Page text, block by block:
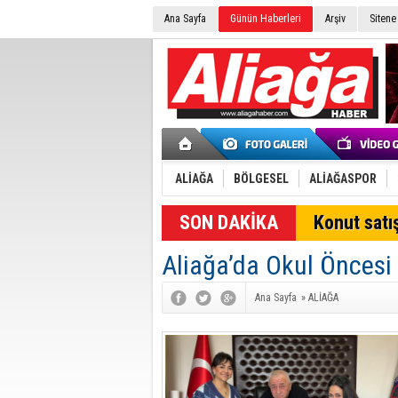
Ana Sayfa Günün Haberleri Arşiv
ALİAĞA BÖLGESEL ALİAĞASPOR
SON DAKİKA Konut
Aliağa’da Okul
Ana Sayfa » ALİAĞA